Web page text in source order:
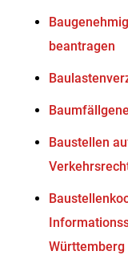
beantragen
Baustellen
Württemberg